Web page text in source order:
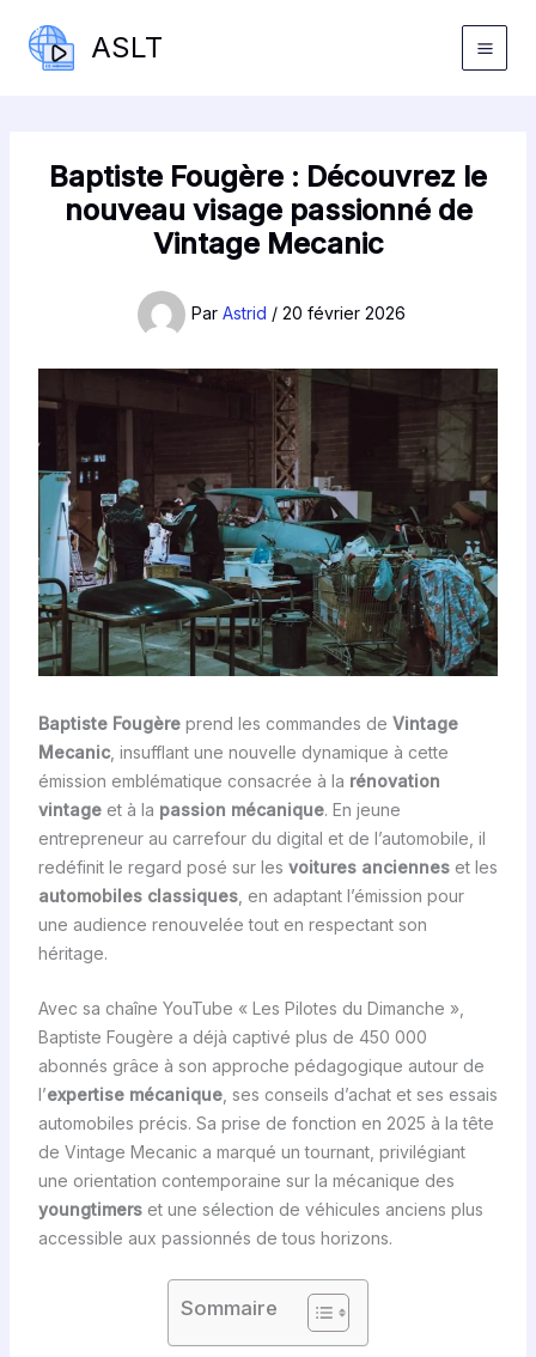
contenu
ASLT
Baptiste Fougère : Découvrez le
nouveau visage passionné de
Vintage Mecanic
Par Astrid / 20 février 2026
Baptiste Fougèreprend les commandes de Vintage
Mecanic, insufflant une nouvelle dynamique à cette
émission emblématique consacrée à la rénovation
vintageet à la passion mécanique. En jeune
entrepreneur au carrefour du digital et de l’automobile, il
redéfinit le regard posé sur les voitures ancienneset les
automobiles classiques, en adaptant l’émission pour
une audience renouvelée tout en respectant son
héritage.
Avec sa chaîne YouTube « Les Pilotes du Dimanche »,
Baptiste Fougère a déjà captivé plus de 450 000
abonnés grâce à son approche pédagogique autour de
l’expertise mécanique, ses conseils d’achat et ses essais
automobiles précis. Sa prise de fonction en 2025 à la tête
de Vintage Mecanic a marqué un tournant, privilégiant
une orientation contemporaine sur la mécanique des
youngtimerset une sélection de véhicules anciens plus
accessible aux passionnés de tous horizons.
Sommaire